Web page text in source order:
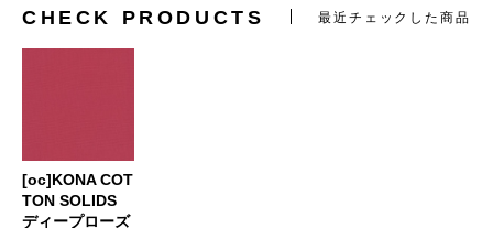
CHECK PRODUCTS 最近チェックした商品
[oc]KONA COT
TON SOLIDS
ディープローズ